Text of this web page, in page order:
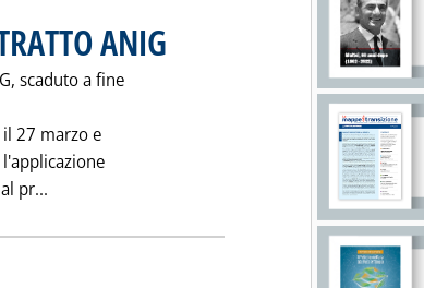
ANIG . Pubblicata martedì 28 marzo 1995 alle 0.0.
scaduto a fine
27 marzo e
pr... Leggi tutta la notizia: 'GAS: VERSO RINNOVO